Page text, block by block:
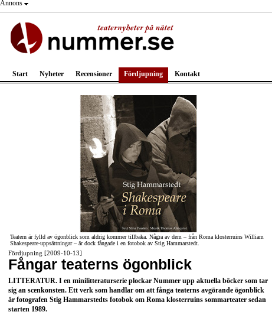
Annons
Start Nyheter Recensioner Fördjupning Kontakt
Teatern är fylld av ögonblick som aldrig kommer tillbaka. Några av dem – från Roma klosterruins William
Shakespeare-uppsättningar – är dock fångade i en fotobok av Stig Hammarstedt.
Fördjupning [2009-10-13]
Fångar teaterns ögonblick
LITTERATUR. I en minilitteraturserie plockar Nummer upp aktuella böcker som tar
sig an scenkonsten. Ett verk som handlar om att fånga teaterns avgörande ögonblick
är fotografen Stig Hammarstedts fotobok om Roma klosterruins sommarteater sedan
starten 1989.